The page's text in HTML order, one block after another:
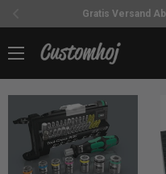
30 Tage
zum
Inhalt
Customhoj